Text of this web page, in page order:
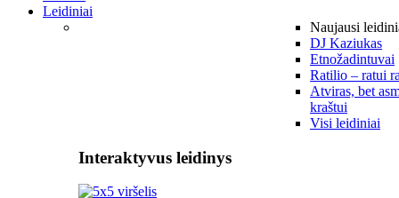
Leidiniai
Naujausi
DJ Kaziukas
Etnožadintuvai
Ratilio – ratui
Atviras, bet
kraštui
Visi leidiniai
Interaktyvus leidinys